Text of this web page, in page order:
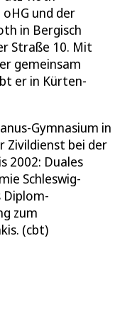
und der
in Bergisch
Straße 10. Mit
gemeinsam
er in Kürten-
Gymnasium in
Zivildienst bei der
2002: Duales
Schleswig-
Diplom-
zum
(cbt)